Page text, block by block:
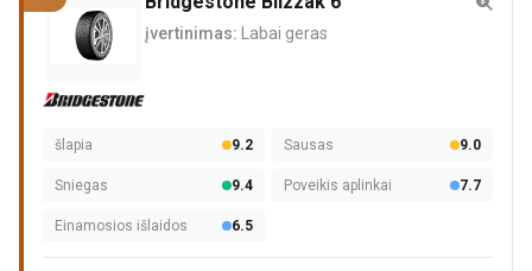
įvertinimas: Labai geras
šlapia 9.2 Sausas 9.0
Sniegas 9.4 Poveikis aplinkai 7.7
Einamosios išlaidos 6.5